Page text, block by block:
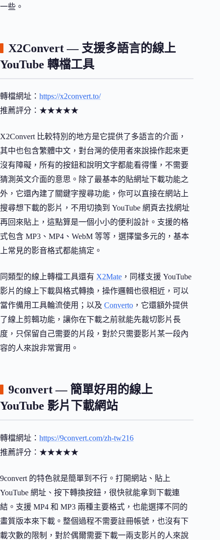
一些。
X2Convert — 支援多語言的線上
YouTube 轉檔工具
轉檔網址： https://x2convert.to/
推薦評分：★★★★★
X2Convert 比較特別的地方是它提供了多語言的介面，
其中也包含繁體中文，對台灣的使用者來說操作起來更
沒有障礙，所有的按鈕和說明文字都能看得懂，不需要
猜測英文介面的意思。除了最基本的貼網址下載功能之
外，它還內建了關鍵字搜尋功能，你可以直接在網站上
搜尋想下載的影片，不用切換到 YouTube 網頁去找網址
再回來貼上，這點算是一個小小的便利設計。支援的格
式包含 MP3、MP4、WebM 等等，選擇蠻多元的，基本
上常見的影音格式都能搞定。
同類型的線上轉檔工具還有 X2Mate ，同樣支援 YouTube
影片的線上下載與格式轉換，操作邏輯也很相近，可以
當作備用工具輪流使用；以及 Converto ，它還額外提供
了線上剪輯功能，讓你在下載之前就能先裁切影片長
度，只保留自己需要的片段，對於只需要影片某一段內
容的人來說非常實用。
9convert — 簡單好用的線上
YouTube 影片下載網站
轉檔網址： https://9convert.com/zh-tw216
推薦評分：★★★★★
9convert 的特色就是簡單到不行。打開網站、貼上
YouTube 網址、按下轉換按鈕，很快就能拿到下載連
結。支援 MP4 和 MP3 兩種主要格式，也能選擇不同的
畫質版本來下載。整個過程不需要註冊帳號，也沒有下
載次數的限制，對於偶爾需要下載一兩支影片的人來說